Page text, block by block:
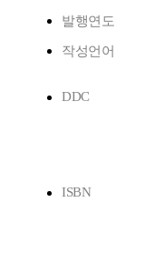
발행연도
작성언어
DDC
ISBN